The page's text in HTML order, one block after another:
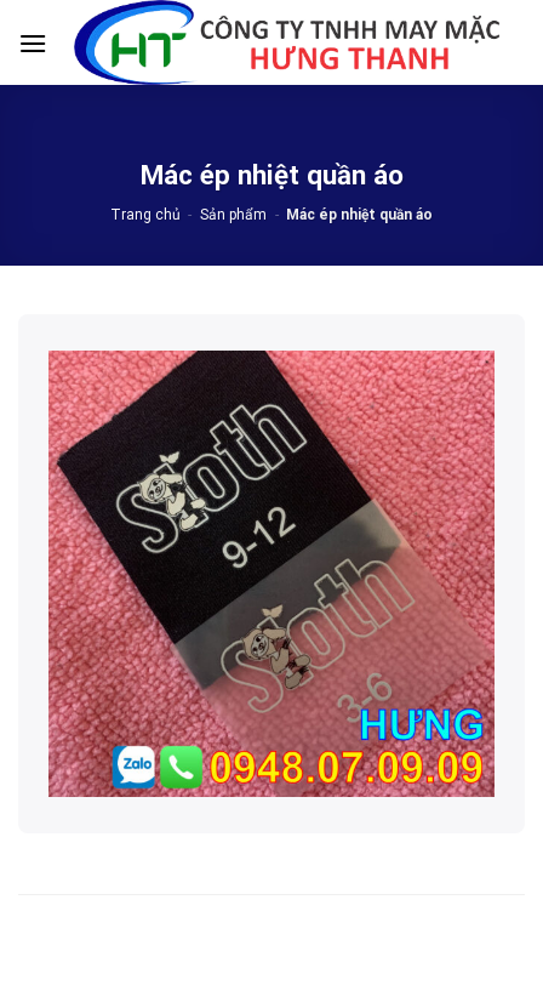
Mác ép nhiệt quần áo
Trang chủ - Sản phẩm - Mác ép nhiệt quần áo